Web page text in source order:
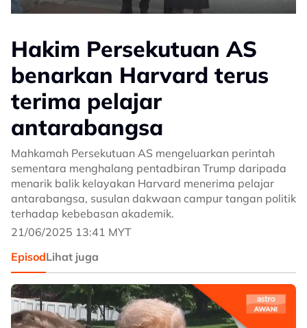
Hakim Persekutuan AS
benarkan Harvard terus
terima pelajar
antarabangsa
Mahkamah Persekutuan AS mengeluarkan perintah
sementara menghalang pentadbiran Trump daripada
menarik balik kelayakan Harvard menerima pelajar
antarabangsa, susulan dakwaan campur tangan politik
terhadap kebebasan akademik.
21/06/2025 13:41 MYT
EpisodLihat juga